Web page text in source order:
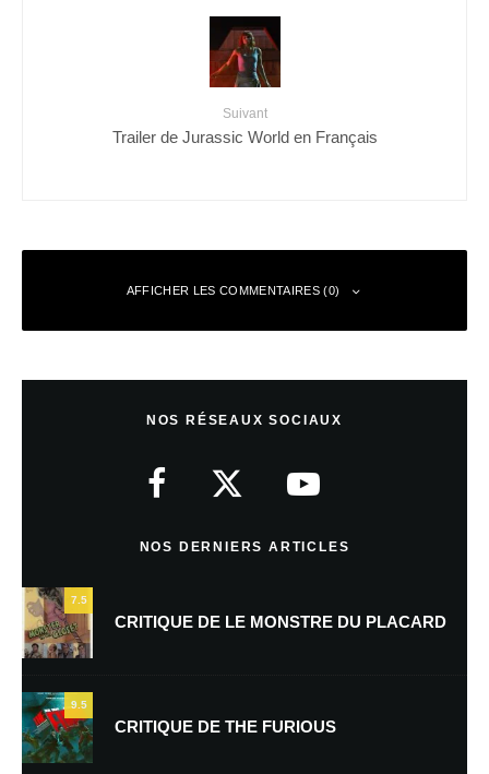
Suivant
Trailer de Jurassic World en Français
AFFICHER LES COMMENTAIRES (0)
Nom*
NOS RÉSEAUX SOCIAUX
NOS DERNIERS ARTICLES
7.5
CRITIQUE DE LE MONSTRE DU PLACARD
9.5
CRITIQUE DE THE FURIOUS